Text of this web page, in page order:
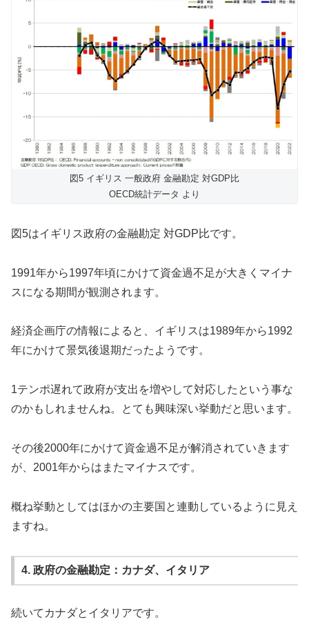
図5 イギリス 一般政府 金融勘定 対GDP比
OECD統計データ より
図5はイギリス政府の金融勘定 対GDP比です。
1991年から1997年頃にかけて資金過不足が大きくマイナ
スになる期間が観測されます。
経済企画庁の情報によると、イギリスは1989年から1992
年にかけて景気後退期だったようです。
1テンポ遅れて政府が支出を増やして対応したという事な
のかもしれませんね。とても興味深い挙動だと思います。
その後2000年にかけて資金過不足が解消されていきます
が、2001年からはまたマイナスです。
概ね挙動としてはほかの主要国と連動しているように見え
ますね。
4. 政府の金融勘定：カナダ、イタリア
続いてカナダとイタリアです。